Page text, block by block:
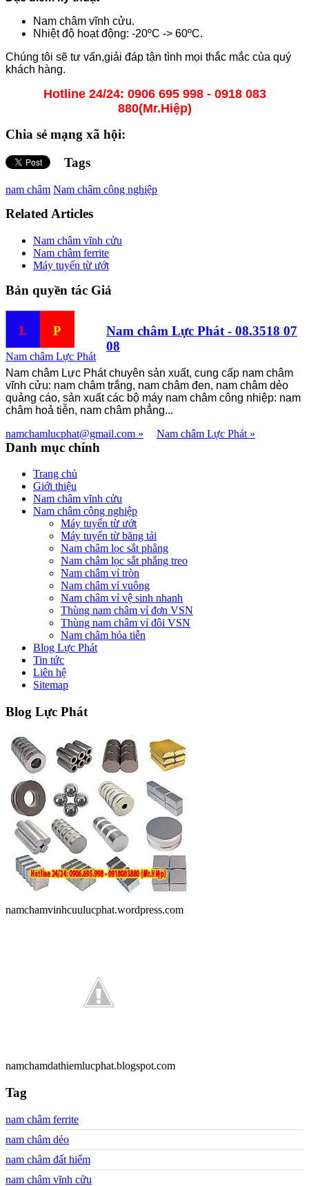
Nam châm vĩnh cửu.
Nhiệt độ hoạt động: -20ºC -> 60ºC.
Chúng tôi sẽ tư vấn,giải đáp tận tình mọi thắc mắc của quý
khách hàng.
Hotline 24/24: 0906 695 998 - 0918 083
880(Mr.Hiệp)
Chia sẻ mạng xã hội:
Tags
nam châm Nam châm công nghiệp
Related Articles
Nam châm vĩnh cửu
Nam châm ferrite
Máy tuyển từ ướt
Bản quyền tác Giả
Nam châm Lực Phát
Nam châm Lực Phát - 08.3518 07
08
Nam châm Lực Phát chuyên sản xuất, cung cấp nam châm
vĩnh cửu: nam châm trắng, nam châm đen, nam châm dẻo
quảng cáo, sản xuất các bộ máy nam châm công nhiệp: nam
châm hoả tiễn, nam châm phẳng...
namchamlucphat@gmail.com
Nam châm Lực Phát
Danh mục chính
Trang chủ
Giới thiệu
Nam châm vĩnh cửu
Nam châm công nghiệp
Máy tuyển từ ướt
Máy tuyển từ băng tải
Nam châm lọc sắt phẳng
Nam châm lọc sắt phẳng treo
Nam châm vỉ tròn
Nam châm vỉ vuông
Nam châm vỉ vệ sinh nhanh
Thùng nam châm vỉ đơn VSN
Thùng nam châm vỉ đôi VSN
Nam châm hỏa tiễn
Blog Lực Phát
Tin tức
Liên hệ
Sitemap
Blog Lực Phát
namchamvinhcuulucphat.wordpress.com
namchamdathiemlucphat.blogspot.com
Tag
nam châm ferrite
nam châm dẻo
nam châm đất hiếm
nam châm vĩnh cửu